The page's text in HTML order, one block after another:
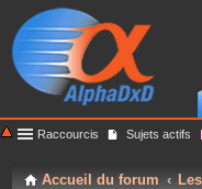
Raccourcis Sujets actifs
Accueil du forum